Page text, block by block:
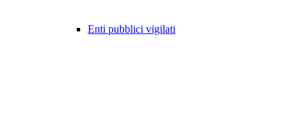
Enti pubblici vigilati